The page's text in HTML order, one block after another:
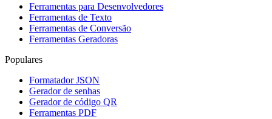
Ferramentas para Desenvolvedores
Ferramentas de Texto
Ferramentas de Conversão
Ferramentas Geradoras
Populares
Formatador JSON
Gerador de senhas
Gerador de código QR
Ferramentas PDF